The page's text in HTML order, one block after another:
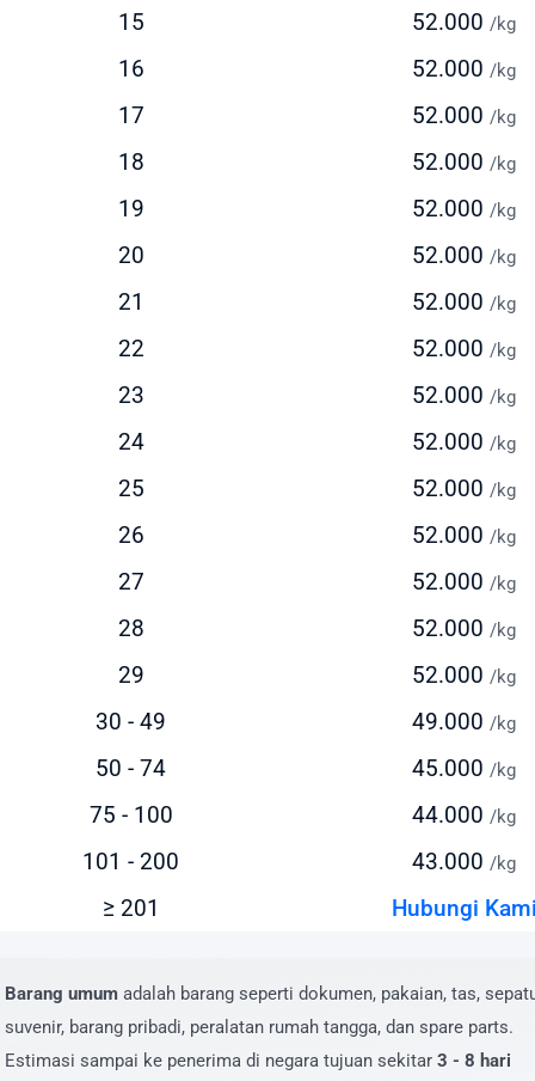
mempersiapkan anggaran pengiriman Anda. Intrasia.id
kalkulator tarif yang akurat dan transparan pada
Berat dan dimensi paket
Jenis layanan yang dipilih (express/standard)
Lokasi pengiriman dan penerimaan
Layanan tambahan yang dipilih
mendapatkan estimasi biaya yang akurat, masukkan
Anda pada kalkulator biaya di website kami. Anda
pengiriman dalam jumlah besar atau barang dengan
khusus.
Kirim Paket ke Malaysia Barat yang
menawarkan biaya kirim paket ke Malaysia Barat
tarif pengiriman paket dari Indonesia ke Malaysia
layanan kami:
Udara (Express):
Di bawah 1 kg: mulai dari Rp 67.000
daftar harga yang menampilkan tarif pengiriman dari 1
20 kg
15 52.000 /kg
16 52.000 /kg
17 52.000 /kg
18 52.000 /kg
19 52.000 /kg
20 52.000 /kg
21 52.000 /kg
22 52.000 /kg
23 52.000 /kg
24 52.000 /kg
25 52.000 /kg
26 52.000 /kg
27 52.000 /kg
28 52.000 /kg
29 52.000 /kg
30 - 49 49.000 /kg
50 - 74 45.000 /kg
75 - 100 44.000 /kg
101 - 200 43.000 /kg
≥ 201 Hubungi
Barang umum adalah barang seperti dokumen, pakaian, tas,
suvenir, barang pribadi, peralatan rumah tangga, dan spare parts.
Estimasi sampai ke penerima di negara tujuan sekitar 3 - 8 hari